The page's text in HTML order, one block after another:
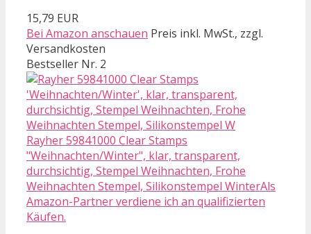
15,79 EUR
Bei Amazon anschauen Preis inkl. MwSt., zzgl.
Versandkosten
Bestseller Nr. 2
Rayher 59841000 Clear Stamps
"Weihnachten/Winter", klar, transparent,
durchsichtig, Stempel Weihnachten, Frohe
Weihnachten Stempel, Silikonstempel WinterAls
Amazon-Partner verdiene ich an qualifizierten
Käufen.